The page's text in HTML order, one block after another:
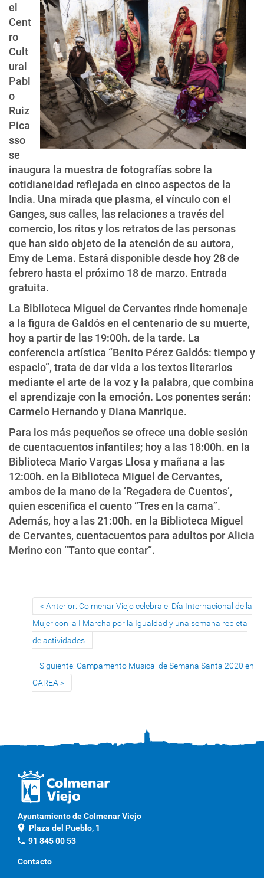
el
Cent
ro
Cult
ural
Pabl
o
Ruiz
Pica
sso
se
inaugura la muestra de fotografías sobre la
cotidianeidad reflejada en cinco aspectos de la
India. Una mirada que plasma, el vínculo con el
Ganges, sus calles, las relaciones a través del
comercio, los ritos y los retratos de las personas
que han sido objeto de la atención de su autora,
Emy de Lema. Estará disponible desde hoy 28 de
febrero hasta el próximo 18 de marzo. Entrada
gratuita.
La Biblioteca Miguel de Cervantes rinde homenaje
a la figura de Galdós en el centenario de su muerte,
hoy a partir de las 19:00h. de la tarde. La
conferencia artística “Benito Pérez Galdós: tiempo y
espacio”, trata de dar vida a los textos literarios
mediante el arte de la voz y la palabra, que combina
el aprendizaje con la emoción. Los ponentes serán:
Carmelo Hernando y Diana Manrique.
Para los más pequeños se ofrece una doble sesión
de cuentacuentos infantiles; hoy a las 18:00h. en la
Biblioteca Mario Vargas Llosa y mañana a las
12:00h. en la Biblioteca Miguel de Cervantes,
ambos de la mano de la ‘Regadera de Cuentos’,
quien escenifica el cuento “Tres en la cama”.
Además, hoy a las 21:00h. en la Biblioteca Miguel
de Cervantes, cuentacuentos para adultos por Alicia
Merino con “Tanto que contar”.
Anterior: Colmenar Viejo celebra el Día Internacional de la
Mujer con la I Marcha por la Igualdad y una semana repleta
de actividades
Siguiente: Campamento Musical de Semana Santa 2020 en
CAREA
Ayuntamiento de Colmenar Viejo
location_on Plaza del Pueblo, 1
phone 91 845 00 53
Contacto